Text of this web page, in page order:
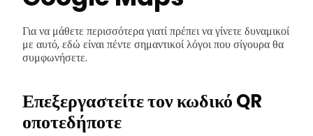
Για να μάθετε περισσότερα γιατί πρέπει να γίνετε δυναμικοί
με αυτό, εδώ είναι πέντε σημαντικοί λόγοι που σίγουρα θα
συμφωνήσετε.
Επεξεργαστείτε τον κωδικό QR
οποτεδήποτε